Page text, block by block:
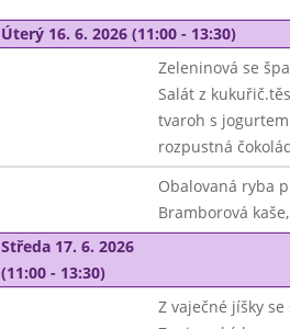
Úterý 16. 6. 2026 (11:00 - 13:30)
Zeleninová se
Salát z
tvaroh s jogurtem
rozpustná
Obalovaná ryba
Bramborová
Středa 17. 6. 2026
(11:00 - 13:30)
Z vaječné jíšky